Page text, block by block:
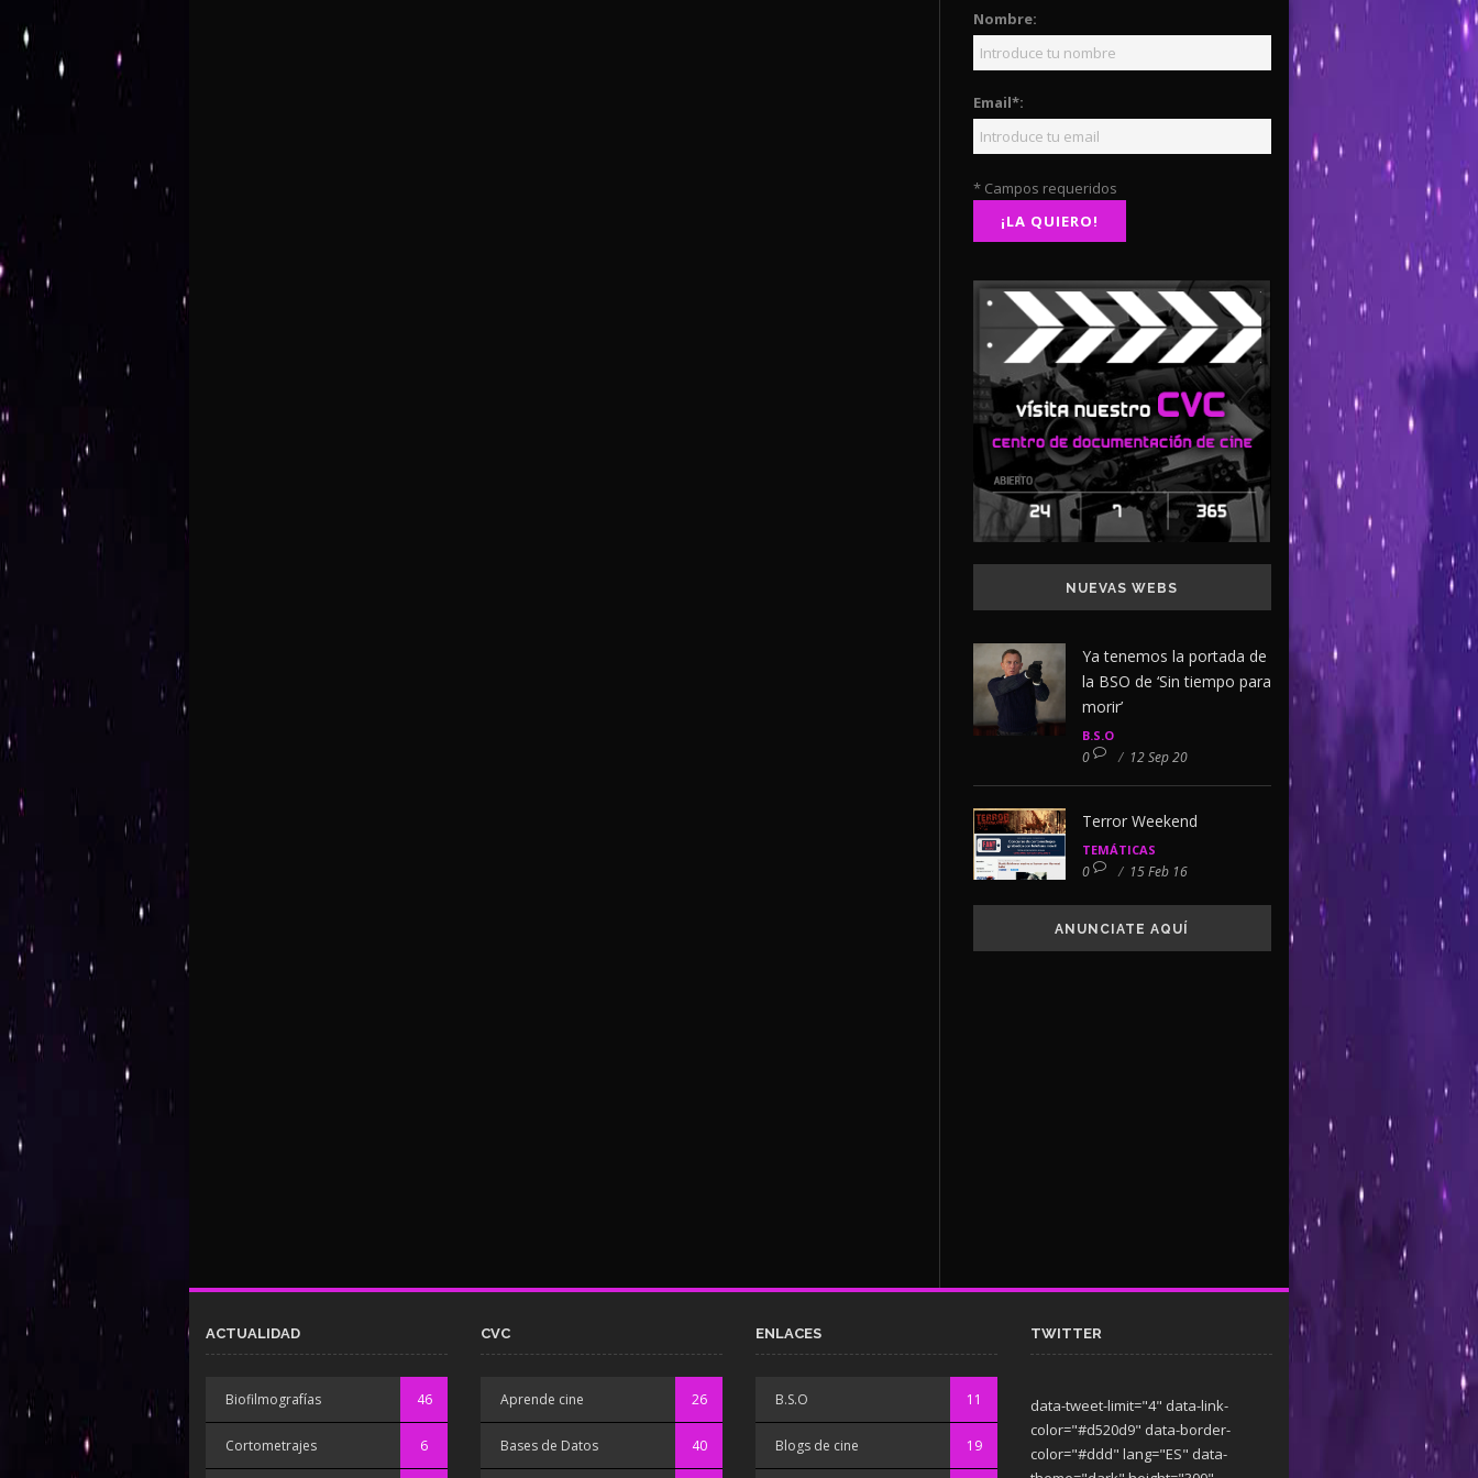
Nombre:
Email*:
* Campos requeridos
NUEVAS WEBS
Ya tenemos la portada de
la BSO de ‘Sin tiempo para
morir’
B.S.O
0 / 12 Sep 20
Terror Weekend
TEMÁTICAS
0 / 15 Feb 16
ANUNCIATE AQUÍ
ACTUALIDAD
Biofilmografías 46
Cortometrajes 6
CVC
Aprende cine 26
Bases de Datos 40
ENLACES
B.S.O 11
Blogs de cine 19
TWITTER
data-tweet-limit="4" data-link-
color="#d520d9" data-border-
color="#ddd" lang="ES" data-